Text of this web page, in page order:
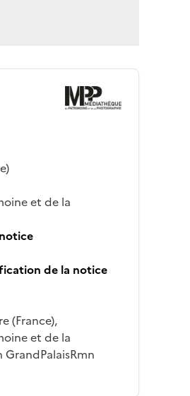
et de la
de la notice
(France),
et de la